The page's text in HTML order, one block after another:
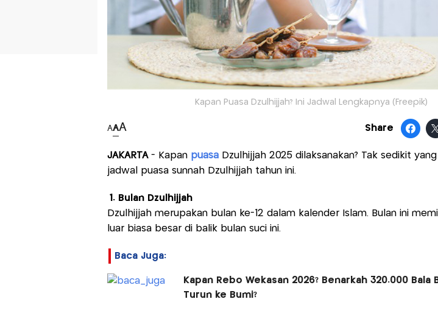
Kapan Puasa Dzulhijjah? Ini Jadwal Lengkapnya (Freepik)
AAA Share
JAKARTA- Kapan puasa Dzulhijjah 2025 dilaksanakan? Tak sedikit
jadwal puasa sunnah Dzulhijjah tahun ini.
1. Bulan Dzulhijjah
Dzulhijjah merupakan bulan ke-12 dalam kalender Islam. Bulan ini
luar biasa besar di balik bulan suci ini.
Baca Juga:
Kapan Rebo Wekasan 2026? Benarkah 320.000 Bala
Turun ke Bumi?